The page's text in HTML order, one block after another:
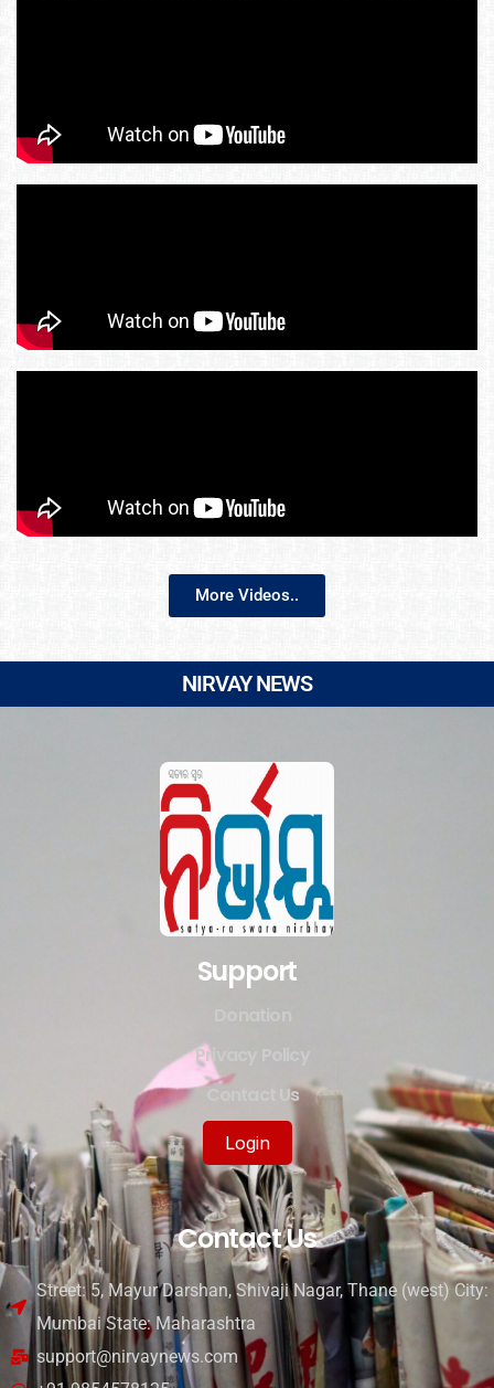
More Videos..
NIRVAY NEWS
Support
Privacy Policy
Contact Us
Login
Contact Us
Street: 5, Mayur Darshan, Shivaji Nagar, Thane (west) City:
Mumbai State: Maharashtra
support@nirvaynews.com